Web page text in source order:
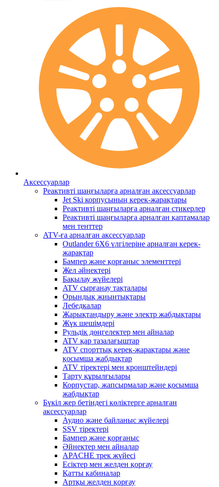
Аксессуарлар
Реактивті шаңғыларға арналған аксессуарлар
Jet Ski корпусының керек-жарақтары
Реактивті шаңғыларға арналған стикерлер
Реактивті шаңғыларға арналған қаптамалар
мен тенттер
ATV-ға арналған аксессуарлар
Outlander 6X6 үлгілеріне арналған керек-
жарақтар
Бампер және қорғаныс элементтері
Жел әйнектері
Бақылау жүйелері
ATV сырғанау тақталары
Орындық жиынтықтары
Лебедкалар
Жарықтандыру және электр жабдықтары
Жүк шешімдері
Рульдік дөңгелектер мен айналар
ATV қар тазалағыштар
ATV спорттық керек-жарақтары және
қосымша жабдықтар
ATV тіректері мен кронштейндері
Тарту құрылғылары
Корпустар, жапсырмалар және қосымша
жабдықтар
Бүкіл жер бетіндегі көліктерге арналған
аксессуарлар
Аудио және байланыс жүйелері
SSV тіректері
Бампер және қорғаныс
Әйнектер мен айналар
APACHE трек жүйесі
Есіктер мен желден қорғау
Қатты кабиналар
Артқы желден қорғау